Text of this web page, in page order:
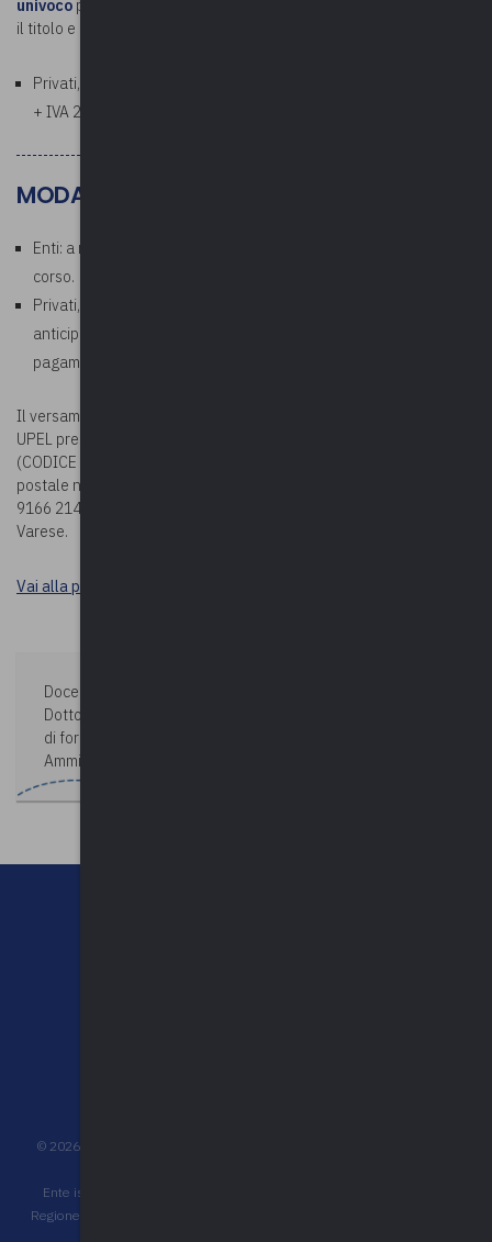
univoco per la fatturazione, specificando nell'oggetto della e-mail
il titolo e la data del corso.
Privati, aziende, studi professionali: € 61,00 a persona (€ 50,00
+ IVA 22%)
MODALITÀ DI PAGAMENTO
Enti: a ricezione della fattura che verrà emessa al termine del
corso.
Privati, aziende, studi professionali: richiesto pagamento
anticipato. In fase di iscrizione corso, allegare la ricevuta di
pagamento.
Il versamento della quota potrà essere effettuato sul c/c bancario
UPEL presso BPER BANCA – Via Vittorio Veneto 2 – Varese
(CODICE IBAN: IT78G0538710804000042439240) oppure sul c/c
postale n. 19166214 (CODICE IBAN: IT63 U076 0110 8000 0001
9166 214), entrambi intestati a Upel – Via Como n. 40 – 21100
Varese.
Vai alla pagina Durc e tracciabilità
Docente:
Dottore di ricerca in Diritto costituzionale, docente in corsi
di formazione per dipendenti della Pubblica
Amministrazione, Funzionario di Ente Locale.
© 2026UPEL Unione Provinciale Enti Locali - C.F. 80009680127 - P.IVA
Ente iscritto all'albo degli operatori accreditati per la formazione della
Regione Lombardia, ai sensi della d.g.r. n. 6696 del 18/07/2022 e decreti